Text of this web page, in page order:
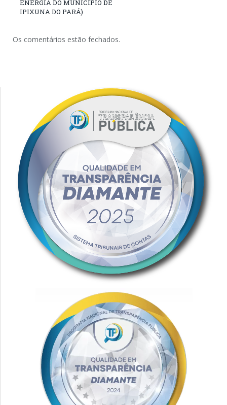
ENERGIA DO MUNICIPIO DE
IPIXUNA DO PARÁ)
Os comentários estão fechados.